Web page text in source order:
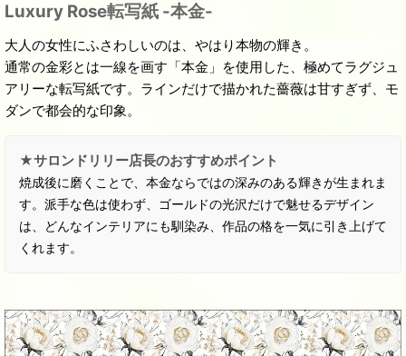
Luxury Rose転写紙 -本金-
大人の女性にふさわしいのは、やはり本物の輝き。
通常の金彩とは一線を画す「本金」を使用した、極めてラグジュ
アリーな転写紙です。ラインだけで描かれた薔薇は甘すぎず、モ
ダンで都会的な印象。
★サロンドリリー店長のおすすめポイント
焼成後に磨くことで、本金ならではの深みのある輝きが生まれま
す。派手な色は使わず、ゴールドの光沢だけで魅せるデザイン
は、どんなインテリアにも馴染み、作品の格を一気に引き上げて
くれます。